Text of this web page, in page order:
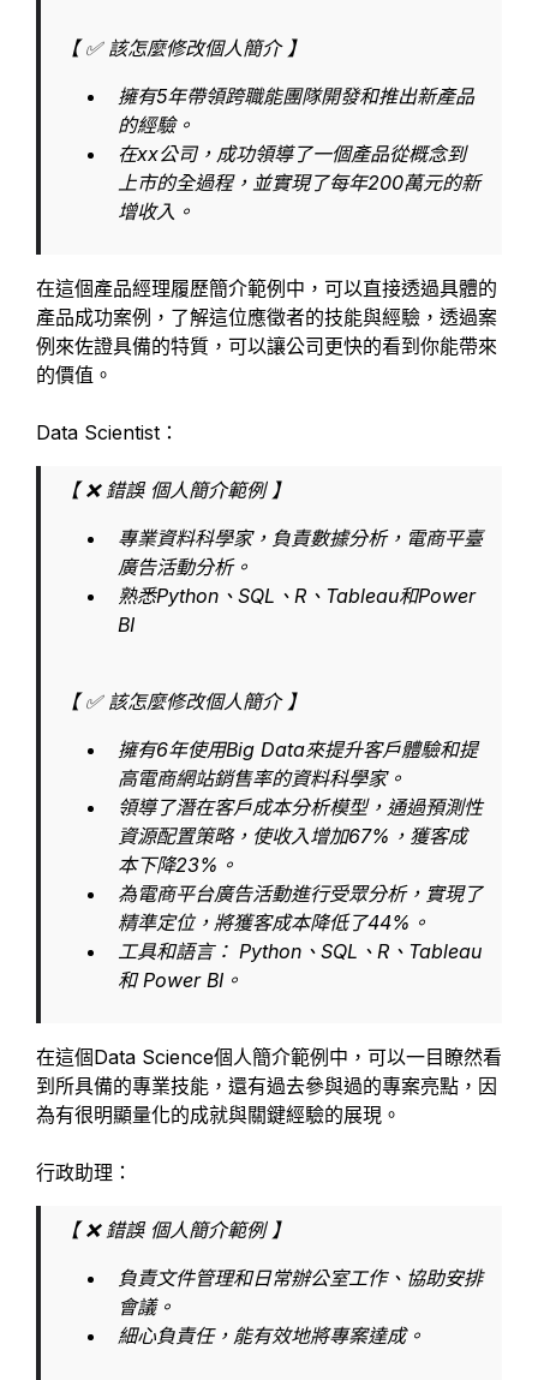
【 ✅ 該怎麼修改個人簡介 】
擁有5年帶領跨職能團隊開發和推出新產品
的經驗。
在xx公司，成功領導了一個產品從概念到
上市的全過程，並實現了每年200萬元的新
增收入。
在這個產品經理履歷簡介範例中，可以直接透過具體的
產品成功案例，了解這位應徵者的技能與經驗，透過案
例來佐證具備的特質，可以讓公司更快的看到你能帶來
的價值。
Data Scientist：
【 ❌ 錯誤 個人簡介範例 】
專業資料科學家，負責數據分析，電商平臺
廣告活動分析。
熟悉Python、SQL、R、Tableau和Power
BI
【 ✅ 該怎麼修改個人簡介 】
擁有6年使用Big Data來提升客戶體驗和提
高電商網站銷售率的資料科學家。
領導了潛在客戶成本分析模型，通過預測性
資源配置策略，使收入增加67%，獲客成
本下降23%。
為電商平台廣告活動進行受眾分析，實現了
精準定位，將獲客成本降低了44%。
工具和語言： Python、SQL、R、Tableau
和 Power BI。
在這個Data Science個人簡介範例中，可以一目瞭然看
到所具備的專業技能，還有過去參與過的專案亮點，因
為有很明顯量化的成就與關鍵經驗的展現。
行政助理：
【 ❌ 錯誤 個人簡介範例 】
負責文件管理和日常辦公室工作、協助安排
會議。
細心負責任，能有效地將專案達成。